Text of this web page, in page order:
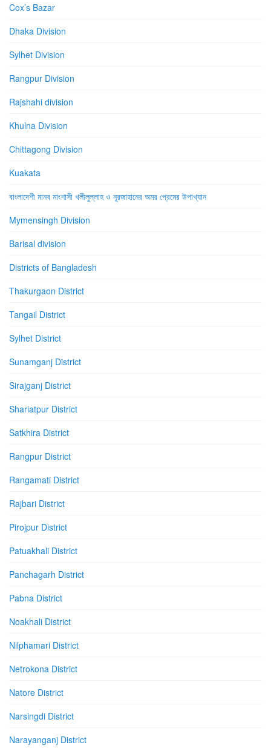
Cox’s Bazar
Dhaka Division
Sylhet Division
Rangpur Division
Rajshahi division
Khulna Division
Chittagong Division
Kuakata
বাংলাদেশী মানব মাংশাসী খলীলুল্লাহ ও নূরজাহানের অমর প্রেমের উপাখ্যান
Mymensingh Division
Barisal division
Districts of Bangladesh
Thakurgaon District
Tangail District
Sylhet District
Sunamganj District
Sirajganj District
Shariatpur District
Satkhira District
Rangpur District
Rangamati District
Rajbari District
Pirojpur District
Patuakhali District
Panchagarh District
Pabna District
Noakhali District
Nilphamari District
Netrokona District
Natore District
Narsingdi District
Narayanganj District